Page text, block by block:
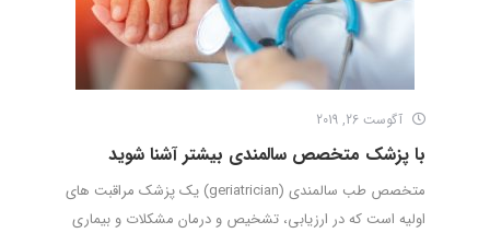
آگوست 26, 2019
با پزشک متخصص سالمندی بیشتر آشنا شوید
متخصص طب سالمندی (geriatrician) یک پزشک مراقبت های
اولیه است که در ارزیابی، تشخیص و درمان مشکلات و بیماری